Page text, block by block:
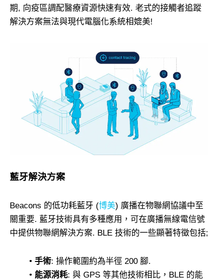
期, 向疫區調配醫療資源快速有效. 老式的接觸者追蹤
解決方案無法與現代電腦化系統相媲美!
藍牙解決方案
Beacons 的低功耗藍牙 (博美) 廣播在物聯網協議中至
關重要. 藍牙技術具有多種應用，可在廣播無線電信號
中提供物聯網解決方案. BLE 技術的一些顯著特徵包括;
• 手術: 操作範圍約為半徑 200 腳.
• 能源消耗: 與 GPS 等其他技術相比，BLE 的能